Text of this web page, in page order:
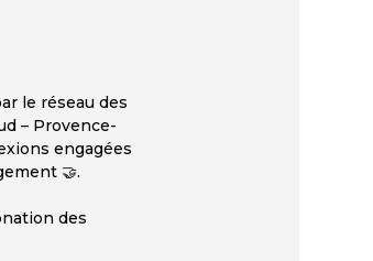
le réseau des
– Provence-
engagées
🤝.
des